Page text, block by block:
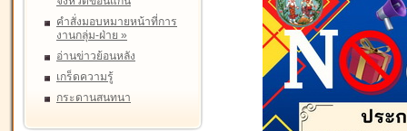
คำสั่งมอบหมายหน้าที่การ
งานกลุ่ม-ฝ่าย »
อ่านข่าวย้อนหลัง
เกร็ดความรู้
กระดานสนทนา